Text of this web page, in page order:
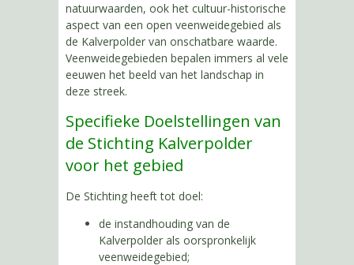
natuurwaarden, ook het cultuur-historische
aspect van een open veenweidegebied als
de Kalverpolder van onschatbare waarde.
Veenweidegebieden bepalen immers al vele
eeuwen het beeld van het landschap in
deze streek.
Specifieke Doelstellingen van
de Stichting Kalverpolder
voor het gebied
De Stichting heeft tot doel:
de instandhouding van de
Kalverpolder als oorspronkelijk
veenweidegebied;